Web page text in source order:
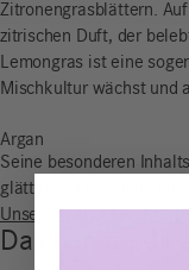
Zitronengrasblättern.
zitrischen Duft, der
Lemongras ist eine
Mischkultur wächst und
Argan
Seine besonderen
glättet das Hautbild,
Unser Arganöl beziehen
Das könnte dir